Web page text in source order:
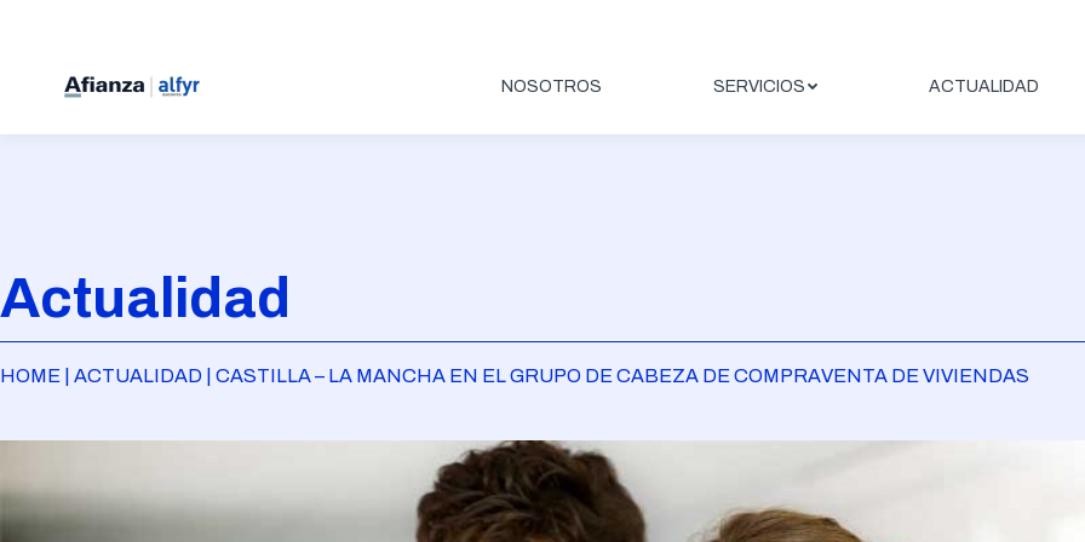
NOSOTROS SERVICIOS ACTUALIDAD
Actualidad
HOME | ACTUALIDAD | CASTILLA – LA MANCHA EN EL GRUPO DE CABEZA DE COMPRAVENTA DE VIVIENDAS